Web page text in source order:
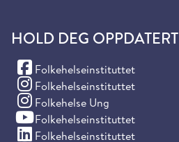
HOLD DEG OPPDATERT
Folkehelseinstituttet
(Facebook)
Folkehelseinstituttet
(Instagram)
Folkehelse Ung
(Instagram)
Folkehelseinstituttet
(YouTube)
Folkehelseinstituttet
(LinkedIn)